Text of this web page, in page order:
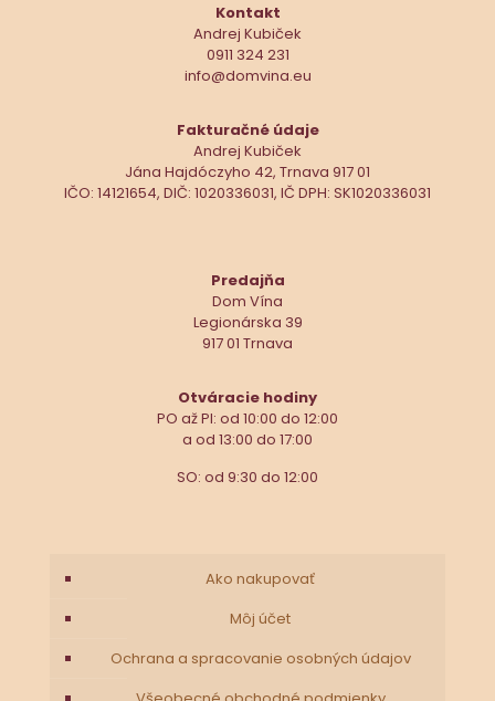
Kontakt
Andrej Kubiček
0911 324 231
info@domvina.eu
Fakturačné údaje
Andrej Kubiček
Jána Hajdóczyho 42, Trnava 917 01
IČO: 14121654, DIČ: 1020336031, IČ DPH: SK1020336031
Predajňa
Dom Vína
Legionárska 39
917 01 Trnava
Otváracie hodiny
PO až PI: od 10:00 do 12:00
a od 13:00 do 17:00
SO: od 9:30 do 12:00
Ako nakupovať
Môj účet
Ochrana a spracovanie osobných údajov